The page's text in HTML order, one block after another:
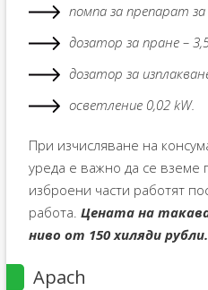
помпа за препарат за
дозатор за пране –
дозатор за
осветление 0,02 kW.
При изчисляване на
уреда е важно да се вземе
изброени части работят
работа. Цената на
ниво от 150 хиляди рубли.
Apach